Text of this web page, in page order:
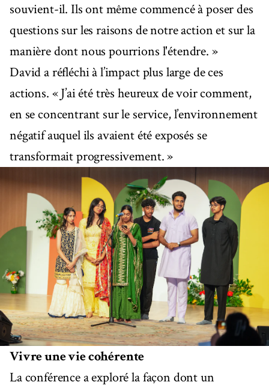
souvient-il. Ils ont même commencé à poser des
questions sur les raisons de notre action et sur la
manière dont nous pourrions l'étendre. »
David a réfléchi à l’impact plus large de ces
actions. « J’ai été très heureux de voir comment,
en se concentrant sur le service, l’environnement
négatif auquel ils avaient été exposés se
transformait progressivement. »
Vivre une vie cohérente
La conférence a exploré la façon dont un